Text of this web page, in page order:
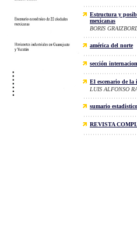
Estructura y
mexicanas
BORIS
américa del norte
sección
El escenario de
LUIS ALFONSO
sumario estadistico
REVISTA